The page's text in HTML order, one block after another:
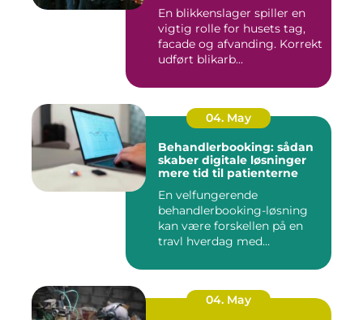
En blikkenslager spiller en
vigtig rolle for husets tag,
facade og afvanding. Korrekt
udført blikarb...
04. May
Behandlerbooking: sådan
skaber digitale løsninger
mere tid til patienterne
En velfungerende
behandlerbooking-løsning
kan være forskellen på en
travl hverdag med
04. May